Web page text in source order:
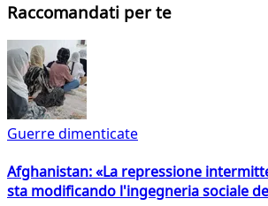
Raccomandati per te
Guerre dimenticate
Afghanistan: «La repressione
sta modificando l'ingegneria sociale